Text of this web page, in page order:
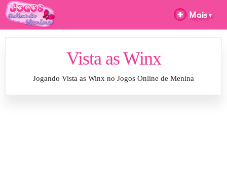
Vista as Winx
Jogando Vista as Winx no Jogos Online de Menina